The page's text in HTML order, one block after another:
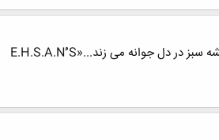
یادت بسان سرو سهی، همیشه سبز در دل جوانه می زند...«E.H.S.A.Nُُُ S